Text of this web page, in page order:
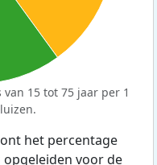
15 tot 75 jaar per 1
het percentage
voor de